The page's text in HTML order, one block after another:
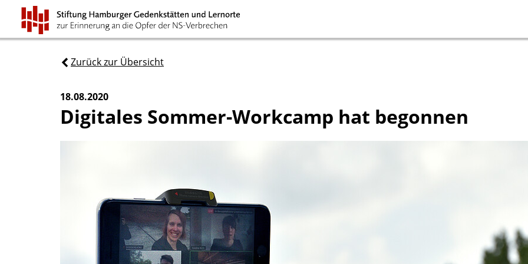
Zurück zur Übersicht
18.08.2020
Digitales Sommer-Workcamp hat begonnen